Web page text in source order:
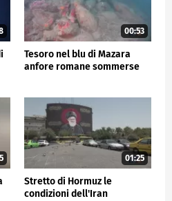
00:53
Tesoro nel blu di Mazara
anfore romane sommerse
01:25
Stretto di Hormuz le
condizioni dell'Iran